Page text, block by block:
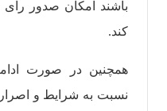
باشند امکان صدور
کند.
همچنین در صورت
نسبت به شرایط و